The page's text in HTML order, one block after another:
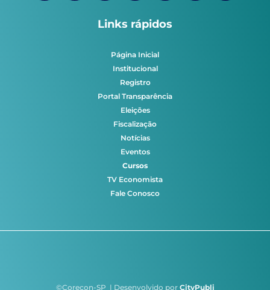
Links rápidos
Página Inicial
Institucional
Registro
Portal Transparência
Eleições
Fiscalização
Notícias
Eventos
Cursos
TV Economista
Fale Conosco
©Corecon-SP | Desenvolvido por CityPubli